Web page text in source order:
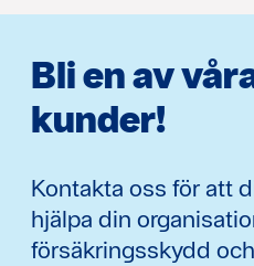
Bli en av
kunder!
Kontakta oss för att
hjälpa din
försäkringsskydd